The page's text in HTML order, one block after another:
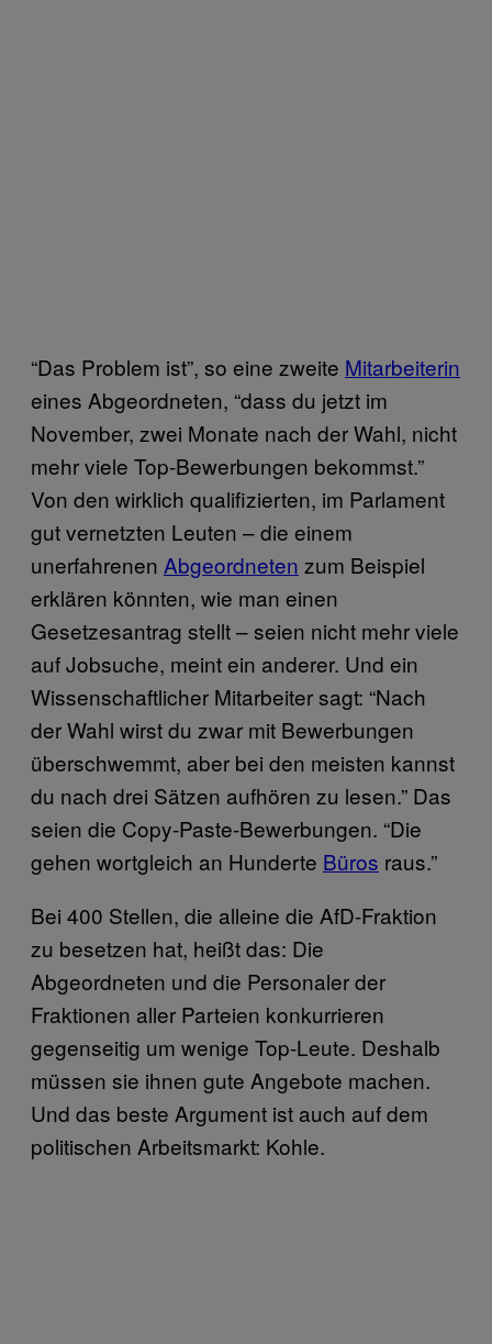
“Das Problem ist”, so eine zweite Mitarbeiterin
eines Abgeordneten, “dass du jetzt im
November, zwei Monate nach der Wahl, nicht
mehr viele Top-Bewerbungen bekommst.”
Von den wirklich qualifizierten, im Parlament
gut vernetzten Leuten – die einem
unerfahrenen Abgeordneten zum Beispiel
erklären könnten, wie man einen
Gesetzesantrag stellt – seien nicht mehr viele
auf Jobsuche, meint ein anderer. Und ein
Wissenschaftlicher Mitarbeiter sagt: “Nach
der Wahl wirst du zwar mit Bewerbungen
überschwemmt, aber bei den meisten kannst
du nach drei Sätzen aufhören zu lesen.” Das
seien die Copy-Paste-Bewerbungen. “Die
gehen wortgleich an Hunderte Büros raus.”
Bei 400 Stellen, die alleine die AfD-Fraktion
zu besetzen hat, heißt das: Die
Abgeordneten und die Personaler der
Fraktionen aller Parteien konkurrieren
gegenseitig um wenige Top-Leute. Deshalb
müssen sie ihnen gute Angebote machen.
Und das beste Argument ist auch auf dem
politischen Arbeitsmarkt: Kohle.